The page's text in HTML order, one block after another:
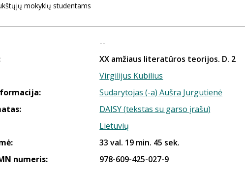
mokyklų studentams
--
XX amžiaus literatūros teorijos. D. 2
Virgilijus Kubilius
Sudarytojas (-a) Aušra Jurgutienė
DAISY (tekstas su garso įrašu)
Lietuvių
33 val. 19 min. 45 sek.
numeris:
978-609-425-027-9